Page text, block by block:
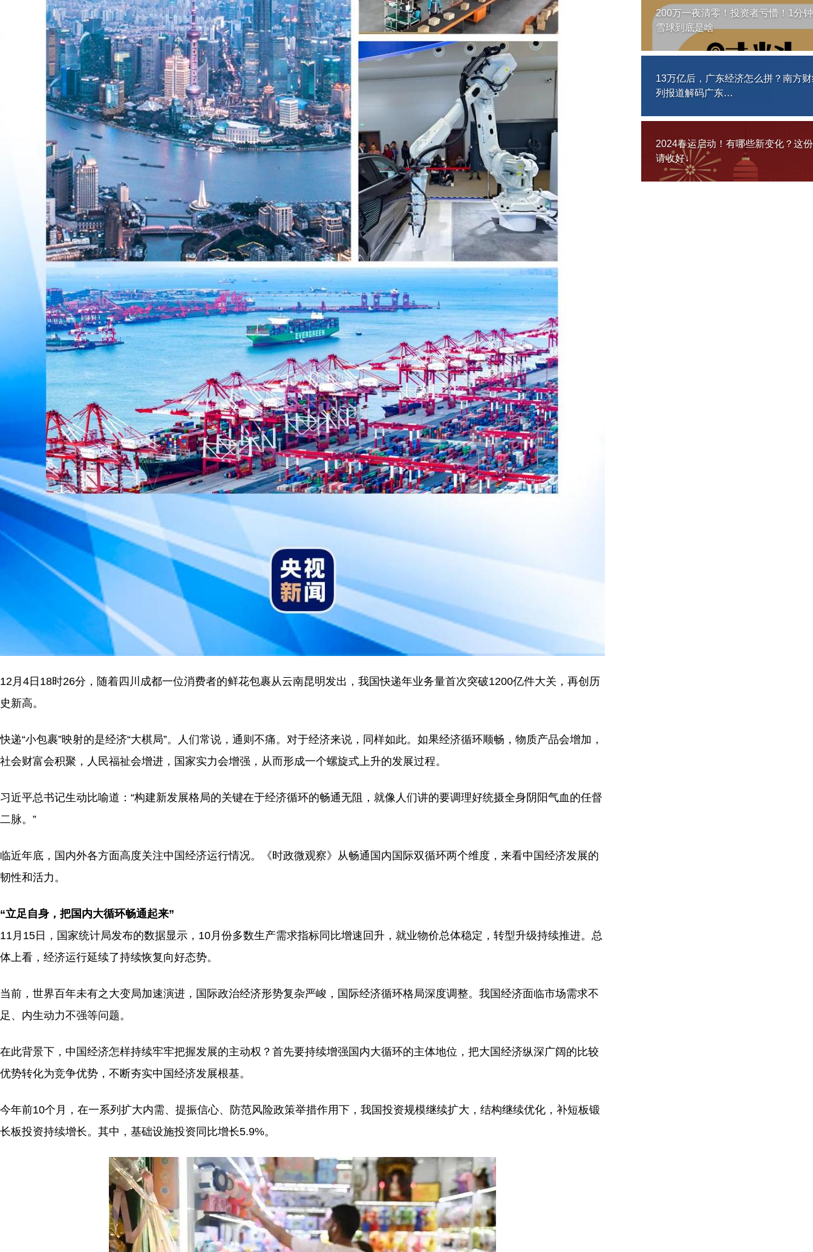
12月4日18时26分，随着四川成都一位消费者的鲜花包裹从云南昆明发出，我国快递年业务量首次突破1200亿件大关，再创历
史新高。
快递“小包裹”映射的是经济“大棋局”。人们常说，通则不痛。对于经济来说，同样如此。如果经济循环顺畅，物质产品会增加，
社会财富会积聚，人民福祉会增进，国家实力会增强，从而形成一个螺旋式上升的发展过程。
习近平总书记生动比喻道：“构建新发展格局的关键在于经济循环的畅通无阻，就像人们讲的要调理好统摄全身阴阳气血的任督
二脉。”
临近年底，国内外各方面高度关注中国经济运行情况。《时政微观察》从畅通国内国际双循环两个维度，来看中国经济发展的
韧性和活力。
“立足自身，把国内大循环畅通起来”
11月15日，国家统计局发布的数据显示，10月份多数生产需求指标同比增速回升，就业物价总体稳定，转型升级持续推进。总
体上看，经济运行延续了持续恢复向好态势。
当前，世界百年未有之大变局加速演进，国际政治经济形势复杂严峻，国际经济循环格局深度调整。我国经济面临市场需求不
足、内生动力不强等问题。
在此背景下，中国经济怎样持续牢牢把握发展的主动权？首先要持续增强国内大循环的主体地位，把大国经济纵深广阔的比较
优势转化为竞争优势，不断夯实中国经济发展根基。
今年前10个月，在一系列扩大内需、提振信心、防范风险政策举措作用下，我国投资规模继续扩大，结构继续优化，补短板锻
长板投资持续增长。其中，基础设施投资同比增长5.9%。
200万一夜清零！投资者亏懵！1分
雪球到底是啥
13万亿后，广东经济怎么拼？南方
列报道解码广东…
2024春运启动！有哪些新变化？这
请收好↓